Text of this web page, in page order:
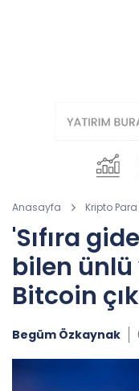
Anasayfa Kripto Para
'Sıfıra
bilen ünlü
Bitcoin
Begüm Özkaynak